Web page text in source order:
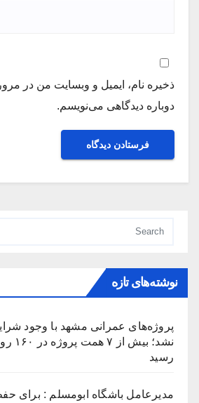
ذخیره نام، ایمیل و وبسایت من در
دوباره دیدگاهی می‌نویسم.
نوشته‌های تازه
پروژه‌های عمرانی مشهد با وجود
نشد؛
رسید
مدیرعامل باشگاه ابومسلم : برای